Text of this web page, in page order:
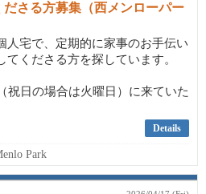
さる方募集（西メンローパー
人宅で、定期的に家事のお手伝い
てくださる方を探しています。
祝日の場合は火曜日）に来ていた
Details
Park